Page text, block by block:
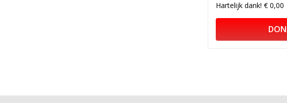
Hartelijk dank!€ 0,00